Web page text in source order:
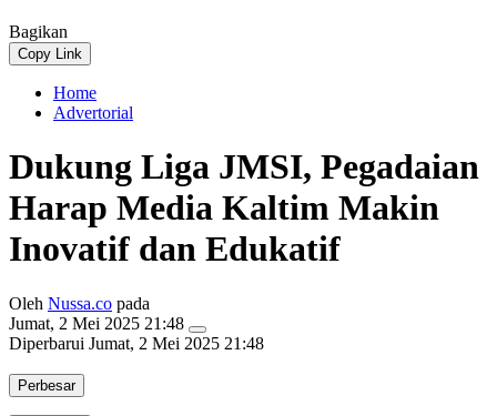
Bagikan
Copy Link
Home
Advertorial
Dukung Liga JMSI, Pegadaian
Harap Media Kaltim Makin
Inovatif dan Edukatif
Oleh Nussa.co pada
Jumat, 2 Mei 2025 21:48
Diperbarui Jumat, 2 Mei 2025 21:48
Perbesar